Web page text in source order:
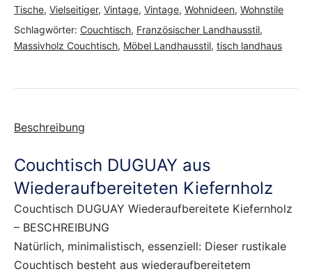
Tische, Vielseitiger, Vintage, Vintage, Wohnideen, Wohnstile
Schlagwörter: Couchtisch, Französischer Landhausstil,
Massivholz Couchtisch, Möbel Landhausstil, tisch landhaus
Beschreibung
Couchtisch DUGUAY aus
Wiederaufbereiteten Kiefernholz
Couchtisch DUGUAY Wiederaufbereitete Kiefernholz
– BESCHREIBUNG
Natürlich, minimalistisch, essenziell: Dieser rustikale
Couchtisch besteht aus wiederaufbereitetem